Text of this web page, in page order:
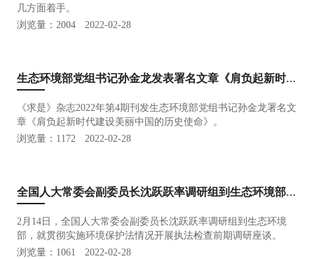
几方面着手。
浏览量：2004
2022-02-28
生态环境部党组书记孙金龙发表署名文章《肩负起新时代建设美丽中国的历史使命》
《求是》杂志2022年第4期刊发生态环境部党组书记孙金龙署名文
章《肩负起新时代建设美丽中国的历史使命》。
浏览量：1172
2022-02-28
全国人大常委会副委员长沈跃跃率调研组到生态环境部调研
2月14日，全国人大常委会副委员长沈跃跃率调研组到生态环境
部，就贯彻实施环境保护法情况开展执法检查前期调研座谈。
浏览量：1061
2022-02-28